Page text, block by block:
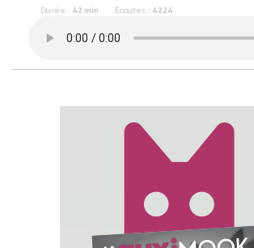
Durée : 42 min Écoutes : 4224